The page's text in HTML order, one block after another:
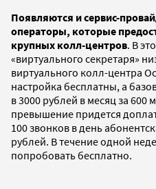
Появляются и сервис-
операторы, которые
крупных колл-центров. В
«виртуального секретаря»
виртуального колл-центра
настройка бесплатны, а
в 3000 рублей в месяц за 600
превышение придется
100 звонков в день
рублей. В течение одной
попробовать бесплатно.